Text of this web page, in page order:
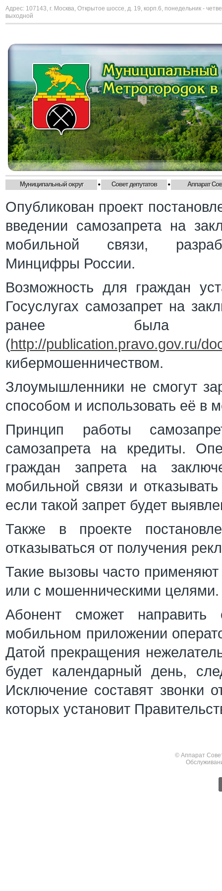
Адрес: 107143, г. Москва, Открытое шоссе, д. 19, корп.6, понедельник -
выходной
Муниципальный округ • Совет депутатов • Аппарат
Опубликован проект
введении самозапрета на
мобильной связи,
Минцифры России.
Возможность для граждан
Госуслугах самозапрет на
ранее была
(http://publication.pravo.gov.ru/
кибермошенничеством.
Злоумышленники не смогут
способом и использовать её в
Принцип работы
самозапрета на кредиты.
граждан запрета на
мобильной связи и
если такой запрет будет
Также в проекте
отказываться от получения
Такие вызовы часто
или с мошенническими
Абонент сможет
мобильном приложении
Датой прекращения
будет календарный день,
Исключение составят звонки
которых установит
© Аппарат